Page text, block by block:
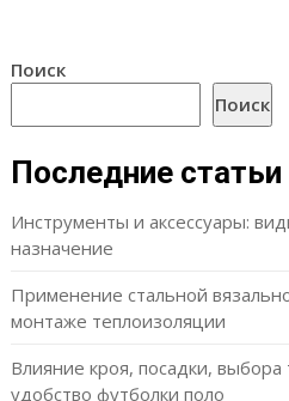
Поиск
Поиск
Последние статьи
Инструменты и аксессуары:
назначение
Применение стальной
монтаже теплоизоляции
Влияние кроя, посадки, выбора
удобство футболки поло